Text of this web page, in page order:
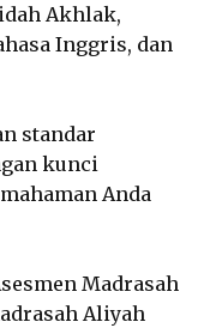
Akhlak,
Inggris, dan
standar
kunci
Anda
Madrasah
Aliyah